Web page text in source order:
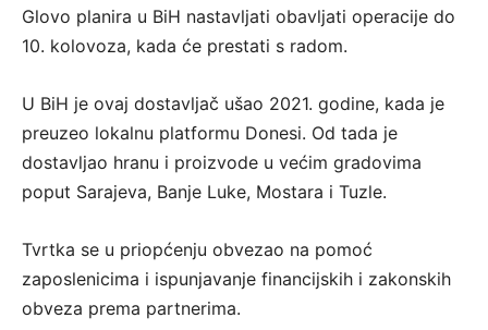
Glovo planira u BiH nastavljati obavljati operacije do
10. kolovoza, kada će prestati s radom.
U BiH je ovaj dostavljač ušao 2021. godine, kada je
preuzeo lokalnu platformu Donesi. Od tada je
dostavljao hranu i proizvode u većim gradovima
poput Sarajeva, Banje Luke, Mostara i Tuzle.
Tvrtka se u priopćenju obvezao na pomoć
zaposlenicima i ispunjavanje financijskih i zakonskih
obveza prema partnerima.